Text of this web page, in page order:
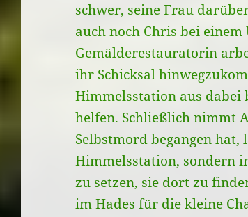
schwer, seine Frau
auch noch Chris bei
Gemälderestauratorin
ihr Schicksal
Himmelsstation aus dabei
helfen. Schließlich nimmt
Selbstmord begangen
Himmelsstation, sondern
zu setzen, sie dort zu
im Hades für die kleine